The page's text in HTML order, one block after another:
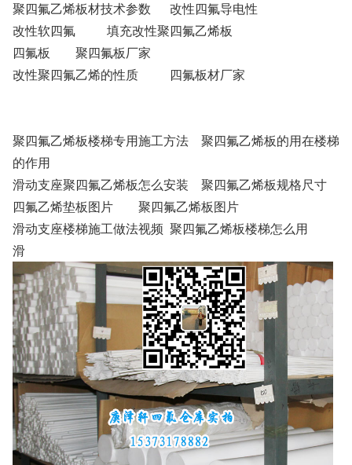
聚四氟乙烯板材技术参数
改性四氟导电性
改性软四氟
填充改性聚四氟乙烯板
四氟板
聚四氟板厂家
改性聚四氟乙烯的性质
四氟板材厂家
聚四氟乙烯板楼梯专用施工方法
聚四氟乙烯板的用在楼梯
的作用
滑动支座聚四氟乙烯板怎么安装
聚四氟乙烯板规格尺寸
四氟乙烯垫板图片
聚四氟乙烯板图片
滑动支座楼梯施工做法视频 聚四氟乙烯板楼梯怎么用
滑